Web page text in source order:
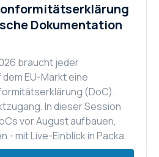
Dokumentation
braucht jeder
EU-Markt eine
(DoC).
In dieser Session
vor August aufbauen,
- mit Live-Einblick in Packa.